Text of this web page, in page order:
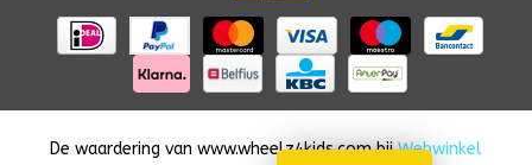
De waardering van www.wheelz4kids.combijWebwinkel